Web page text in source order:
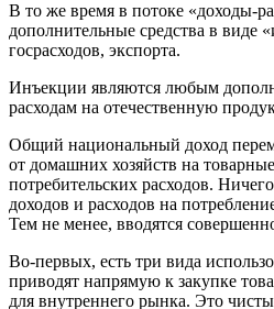
В то же время в потоке «доходы-
дополнительные средства в
госрасходов, экспорта.
Инъекции являются любым
расходам на отечественную
Общий национальный доход
от домашних хозяйств на
потребительских расходов.
доходов и расходов на
Тем не менее, вводятся
Во-первых, есть три вида
приводят напрямую к закупке
для внутреннего рынка. Это